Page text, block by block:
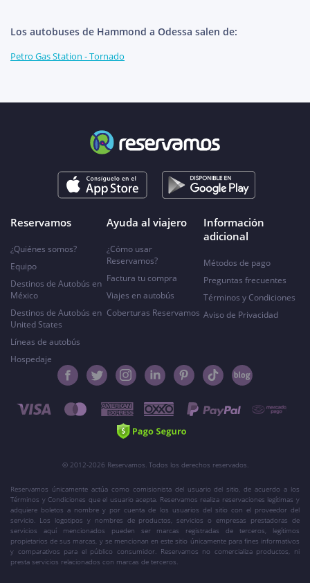
Los autobuses de Hammond a Odessa salen de:
Petro Gas Station - Tornado
Reservamos
¿Quiénes somos?
Equipo
Destinos de Autobús en
México
Destinos de Autobús en
United States
Líneas de autobús
Hospedaje
Ayuda al viajero
¿Cómo usar
Reservamos?
Factura tu compra
Viajes en autobús
Coberturas Reservamos
Información
adicional
Métodos de pago
Preguntas frecuentes
Términos y Condiciones
Aviso de Privacidad
© 2012-2026 Reservamos. Todos los derechos reservados.
Reservamos únicamente actúa como comisionista del usuario del sitio, de acuerdo a los
Términos y Condiciones que el usuario acepta. Reservamos realiza reservaciones legítimas y
adquiere boletos a nombre y por cuenta de los usuarios del sitio con el proveedor del
servicio. Los logotipos y nombres de productos, servicios o empresas prestadoras de
servicios aquí mencionados pueden ser marcas registradas de terceros, legítimos
propietarios de sus marcas, y se mencionan en este sitio únicamente para fines informativos
y comparativos para el público consumidor. Reservamos no comercializa productos, ni
presta servicios relacionados con marcas de terceros.